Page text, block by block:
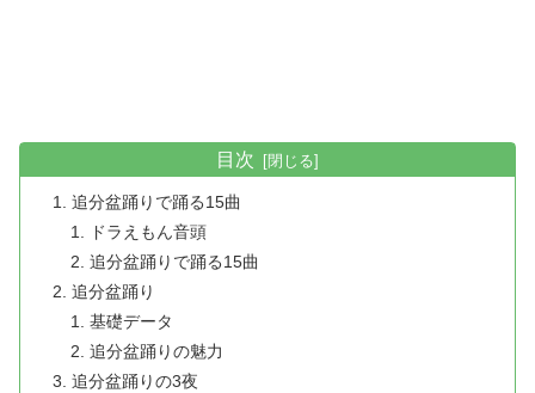
目次
追分盆踊りで踊る15曲
ドラえもん音頭
追分盆踊りで踊る15曲
追分盆踊り
基礎データ
追分盆踊りの魅力
追分盆踊りの3夜